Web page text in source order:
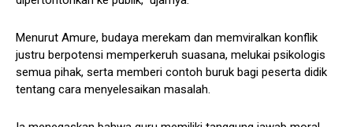
Menurut Amure, budaya merekam dan memviralkan konflik
justru berpotensi memperkeruh suasana, melukai psikologis
semua pihak, serta memberi contoh buruk bagi peserta didik
tentang cara menyelesaikan masalah.